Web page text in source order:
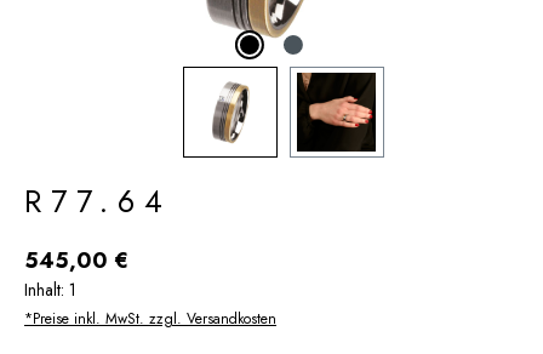
R77.64
Regulärer Preis:
545,00 €
Inhalt: 1
*Preise inkl. MwSt. zzgl. Versandkosten